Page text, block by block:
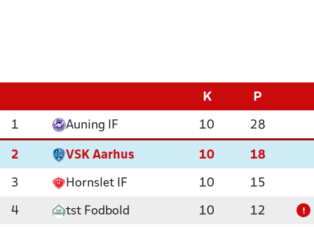
K P
1 Auning IF 10 28
2 VSK Aarhus 10 18
3 Hornslet IF 10 15
4 tst Fodbold 10 12 !